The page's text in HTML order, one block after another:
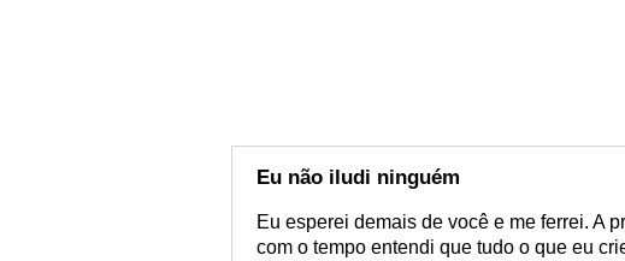
Eu não iludi ninguém
Eu esperei demais de você e me ferrei. A
com o tempo entendi que tudo o que eu